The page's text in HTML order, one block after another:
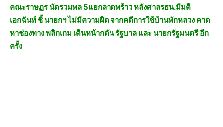
คณะราษฏร นัดรวมพล 5แยกลาดพร้าว หลังศาลรธน.มีมติ
เอกฉันท์ ชี้ นายกฯ ไม่มีความผิด จากคดีการใช้บ้านพักหลวง คาด
หาช่องทาง พลิกเกม เดินหน้ากดัน รัฐบาล และ นายกรัฐมนตรี อีก
ครั้ง